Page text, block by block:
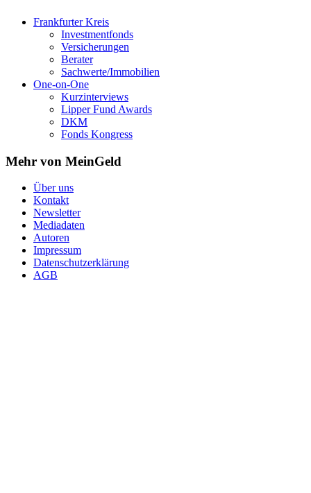
Frankfurter Kreis
Investmentfonds
Versicherungen
Berater
Sachwerte/Immobilien
One-on-One
Kurzinterviews
Lipper Fund Awards
DKM
Fonds Kongress
Mehr von MeinGeld
Über uns
Kontakt
Newsletter
Mediadaten
Autoren
Impressum
Datenschutzerklärung
AGB